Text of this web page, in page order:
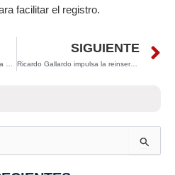
facilitar el registro.
Ricardo Gallardo pone en marcha el nuevo paso a desnivel en Circuito Potosí y desahoga el tráfico para 200 mil personas
SIGUIENTE
Ricardo Gallardo impulsa la reinserción social: 193 personas privadas de la libertad reciben capacitación laboral